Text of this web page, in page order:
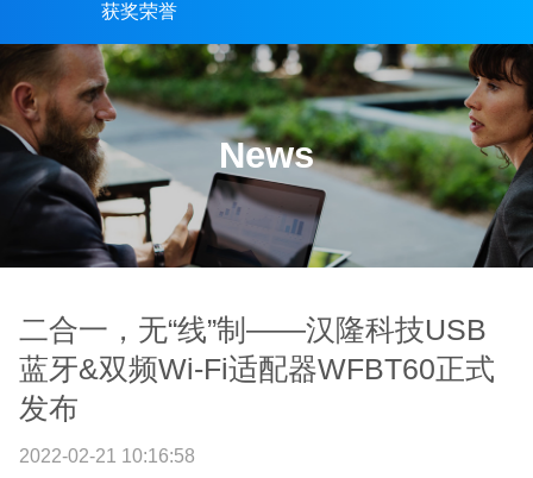
获奖荣誉
News
二合一，无“线”制——汉隆科技USB
蓝牙&双频Wi-Fi适配器WFBT60正式
发布
2022-02-21 10:16:58